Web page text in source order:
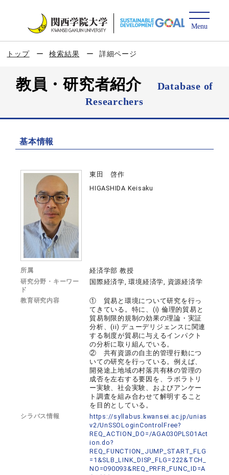
トップ 検索結果 詳細ページ
教員・研究者紹介
Database of
Researchers
基本情報
東田 啓作
HIGASHIDA Keisaku
所属 経済学部 教授
研究分野・キーワー
ド
国際経済学, 環境経済学, 資源経済学
教育研究内容
① 貿易と環境について研究を行っ
てきている。特に、(i) 倫理的貿易と
貿易制限的規制の効果の理論・実証
分析、(ii) デューデリジェンスに関連
する制度が貿易に与えるインパクト
の分析に取り組んでいる。
② 共有資源の自主的管理行動につ
いての研究を行っている。例えば、
開発途上地域の村落共有林の管理の
成否を左右する要因を、ラボラトリ
ー実験、社会実験、およびアンケー
ト調査を組み合わせて解明すること
を目的としている。
シラバス情報
https://syllabus.kwansei.ac.jp/unias
v2/UnSSOLoginControlFree?
REQ_ACTION_DO=/AGA030PLS01Act
ion.do?
REQ_FUNCTION_JUMP_START_FLG
=1&SLB_LINK_DISP_FLG=222&TCH_
NO=090093&REQ_PRFR_FUNC_ID=A